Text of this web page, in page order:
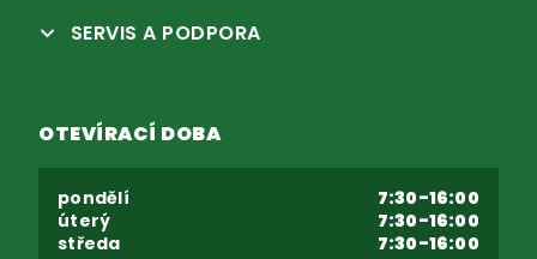
SERVIS A PODPORA
OTEVÍRACÍ DOBA
pondělí
7:30-16:00
úterý
7:30-16:00
středa
7:30-16:00